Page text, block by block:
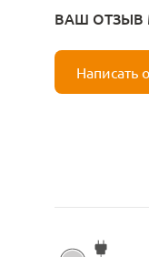
ВАШ ОТЗЫВ
Написать